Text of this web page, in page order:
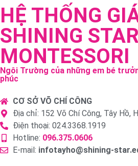
HỆ THỐNG
SHINING STAR
MONTESSORI
Ngôi Trường của những em bé
phúc
CƠ SỞ VÕ CHÍ CÔNG
Địa chỉ: 152 Võ Chí Công, Tây Hồ,
Điện thoại: 024.3368.1919
Hotline: 096.375.0606
E-mail: infotayho@shining-